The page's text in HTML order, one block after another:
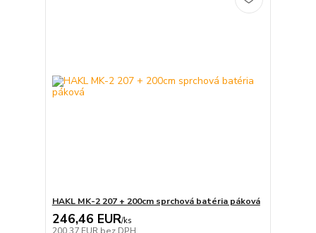
HAKL MK-2 207 + 200cm sprchová batéria páková
246,46 EUR/ks